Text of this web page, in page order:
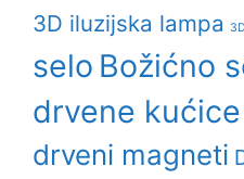
3D iluzijska lampa
selo Božićno
drvene kućice
drveni magneti